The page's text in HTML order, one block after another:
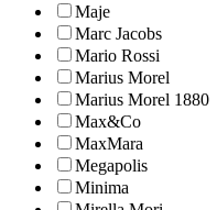
Maje
Marc Jacobs
Mario Rossi
Marius Morel
Marius Morel 1880
Max&Co
MaxMara
Megapolis
Minima